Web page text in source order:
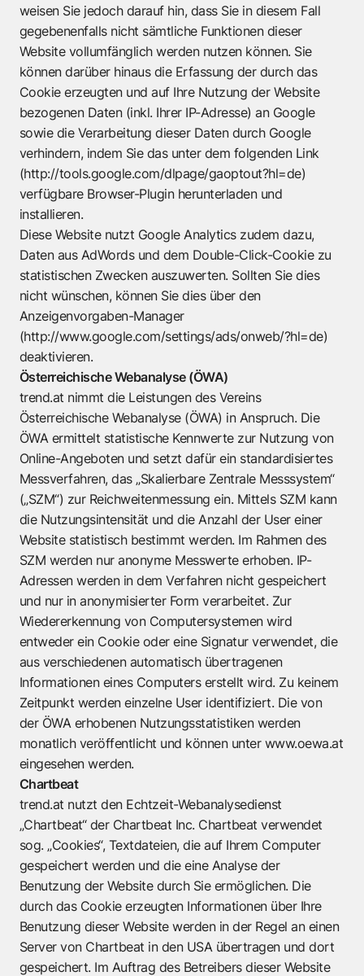
weisen Sie jedoch darauf hin, dass Sie in diesem Fall
gegebenenfalls nicht sämtliche Funktionen dieser
Website vollumfänglich werden nutzen können. Sie
können darüber hinaus die Erfassung der durch das
Cookie erzeugten und auf Ihre Nutzung der Website
bezogenen Daten (inkl. Ihrer IP-Adresse) an Google
sowie die Verarbeitung dieser Daten durch Google
verhindern, indem Sie das unter dem folgenden Link
(http://tools.google.com/dlpage/gaoptout?hl=de)
verfügbare Browser-Plugin herunterladen und
installieren.
Diese Website nutzt Google Analytics zudem dazu,
Daten aus AdWords und dem Double-Click-Cookie zu
statistischen Zwecken auszuwerten. Sollten Sie dies
nicht wünschen, können Sie dies über den
Anzeigenvorgaben-Manager
(http://www.google.com/settings/ads/onweb/?hl=de)
deaktivieren.
Österreichische Webanalyse (ÖWA)
trend.at nimmt die Leistungen des Vereins
Österreichische Webanalyse (ÖWA) in Anspruch. Die
ÖWA ermittelt statistische Kennwerte zur Nutzung von
Online-Angeboten und setzt dafür ein standardisiertes
Messverfahren, das „Skalierbare Zentrale Messsystem“
(„SZM“) zur Reichweitenmessung ein. Mittels SZM kann
die Nutzungsintensität und die Anzahl der User einer
Website statistisch bestimmt werden. Im Rahmen des
SZM werden nur anonyme Messwerte erhoben. IP-
Adressen werden in dem Verfahren nicht gespeichert
und nur in anonymisierter Form verarbeitet. Zur
Wiedererkennung von Computersystemen wird
entweder ein Cookie oder eine Signatur verwendet, die
aus verschiedenen automatisch übertragenen
Informationen eines Computers erstellt wird. Zu keinem
Zeitpunkt werden einzelne User identifiziert. Die von
der ÖWA erhobenen Nutzungsstatistiken werden
monatlich veröffentlicht und können unter www.oewa.at
eingesehen werden.
Chartbeat
trend.at nutzt den Echtzeit-Webanalysedienst
„Chartbeat“ der Chartbeat Inc. Chartbeat verwendet
sog. „Cookies“, Textdateien, die auf Ihrem Computer
gespeichert werden und die eine Analyse der
Benutzung der Website durch Sie ermöglichen. Die
durch das Cookie erzeugten Informationen über Ihre
Benutzung dieser Website werden in der Regel an einen
Server von Chartbeat in den USA übertragen und dort
gespeichert. Im Auftrag des Betreibers dieser Website